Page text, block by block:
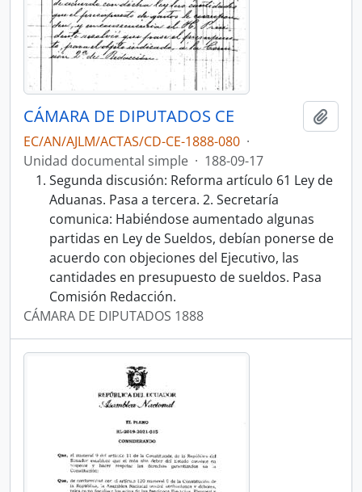
CÁMARA DE DIPUTADOS CE
EC/AN/AJLM/ACTAS/CD-CE-1888-080 ·
Unidad documental simple · 188-09-17
Segunda discusión: Reforma artículo 61 Ley de
Aduanas. Pasa a tercera. 2. Secretaría
comunica: Habiéndose aumentado algunas
partidas en Ley de Sueldos, debían ponerse de
acuerdo con objeciones del Ejecutivo, las
cantidades en presupuesto de sueldos. Pasa
Comisión Redacción.
CÁMARA DE DIPUTADOS 1888